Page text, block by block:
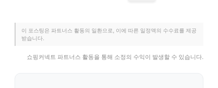
이 포스팅은 파트너스 활동의 일환으로, 이에 따른 일정액의 수수료를 제공
받습니다.
쇼핑커넥트 파트너스 활동을 통해 소정의 수익이 발생할 수 있습니다.